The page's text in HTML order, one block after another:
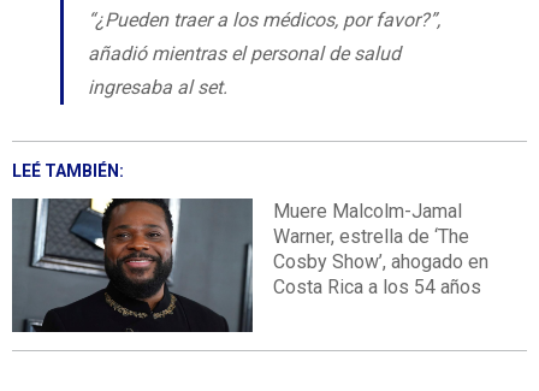
“¿Pueden traer a los médicos, por favor?”,
añadió mientras el personal de salud
ingresaba al set.
LEÉ TAMBIÉN:
Muere Malcolm-Jamal
Warner, estrella de ‘The
Cosby Show’, ahogado en
Costa Rica a los 54 años